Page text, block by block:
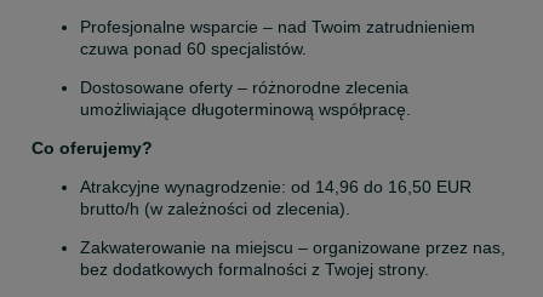
Profesjonalne wsparcie – nad Twoim zatrudnieniem
czuwa ponad 60 specjalistów.
Dostosowane oferty – różnorodne zlecenia
umożliwiające długoterminową współpracę.
Co oferujemy?
Atrakcyjne wynagrodzenie: od 14,96 do 16,50 EUR
brutto/h (w zależności od zlecenia).
Zakwaterowanie na miejscu – organizowane przez nas,
bez dodatkowych formalności z Twojej strony.